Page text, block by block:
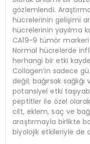
gözlemlendi.
hücrelerinin gelişimi
hücrelerinin yayılma
CA19-9 tümör
Normal hücrelerde
herhangi bir etki
Collagen’in sadece
değil; bağırsak
potansiyel etki
peptitler ile özel
cilt, eklem, saç ve bağ
araştırmayla birlikte
biyolojik etkileriyle de